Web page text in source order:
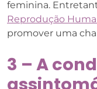
feminina.
Reprodução
promover uma
3 – A